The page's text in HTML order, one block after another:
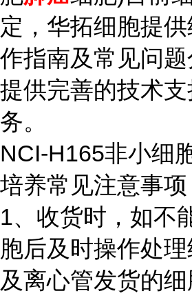
定，华拓细胞提
作指南及常见问
提供完善的技术
务。
NCI-H165非小细
培养常见注意事项
1、收货时，如不
胞后及时操作处
及离心管发货的